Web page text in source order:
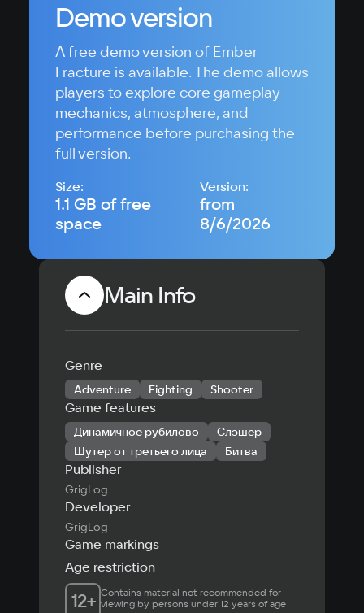
Demo version
A free demo version of Ember
Fracture is available. The demo allows
players to explore core gameplay
mechanics, atmosphere, and
performance before purchasing the
full version.
Size:
1.1 GB of free
space
Version:
from
8/6/2026
Main Info
Genre
Adventure Fighting Shooter
Game features
Динамичное рубилово
Слэшер
Шутер от третьего лица
Битва
Publisher
GrigLog
Developer
GrigLog
Game markings
Age restriction
12+ Contains material not recommended for
viewing by persons under 12 years of age